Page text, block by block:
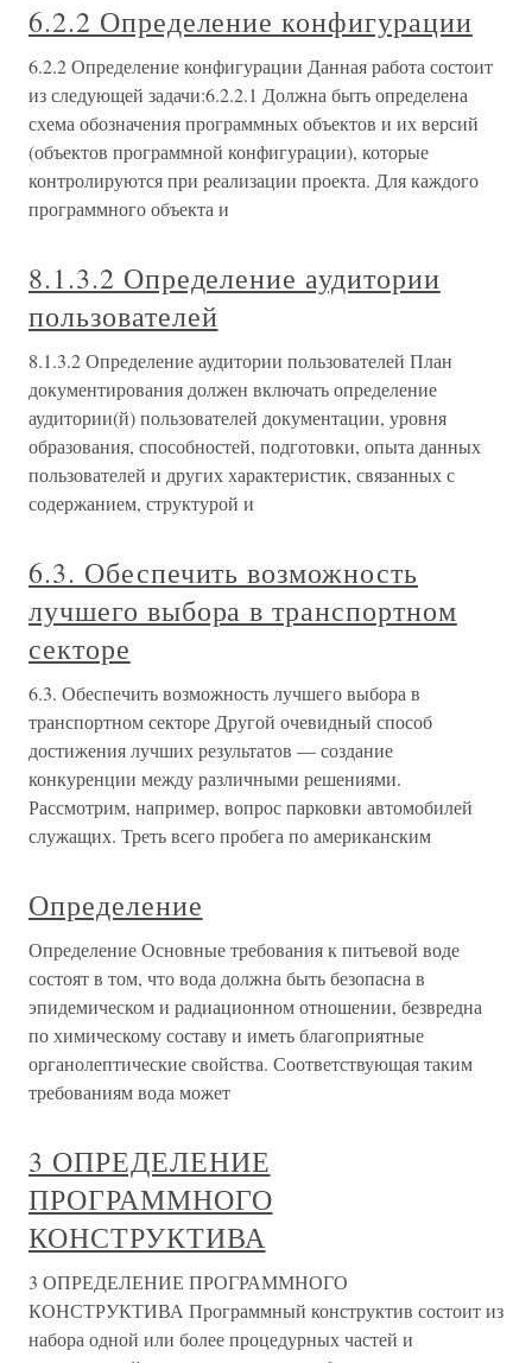
6.2.2 Определение конфигурации
6.2.2 Определение конфигурации Данная работа состоит
из следующей задачи:6.2.2.1 Должна быть определена
схема обозначения программных объектов и их версий
(объектов программной конфигурации), которые
контролируются при реализации проекта. Для каждого
программного объекта и
8.1.3.2 Определение аудитории
пользователей
8.1.3.2 Определение аудитории пользователей План
документирования должен включать определение
аудитории(й) пользователей документации, уровня
образования, способностей, подготовки, опыта данных
пользователей и других характеристик, связанных с
содержанием, структурой и
6.3. Обеспечить возможность
лучшего выбора в транспортном
секторе
6.3. Обеспечить возможность лучшего выбора в
транспортном секторе Другой очевидный способ
достижения лучших результатов — создание
конкуренции между различными решениями.
Рассмотрим, например, вопрос парковки автомобилей
служащих. Треть всего пробега по американским
Определение
Определение Основные требования к питьевой воде
состоят в том, что вода должна быть безопасна в
эпидемическом и радиационном отношении, безвредна
по химическому составу и иметь благоприятные
органолептические свойства. Соответствующая таким
требованиям вода может
3 ОПРЕДЕЛЕНИЕ
ПРОГРАММНОГО
КОНСТРУКТИВА
3 ОПРЕДЕЛЕНИЕ ПРОГРАММНОГО
КОНСТРУКТИВА Программный конструктив состоит из
набора одной или более процедурных частей и